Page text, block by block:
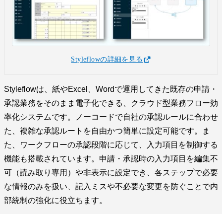
Styleflowの詳細を見る
Styleflowは、紙やExcel、Wordで運用してきた既存の申請・
承認業務をそのまま電子化できる、クラウド型業務フロー効
率化システムです。ノーコードで自社の承認ルールに合わせ
た、複雑な承認ルートを自由かつ簡単に設定可能です。ま
た、ワークフローの承認段階に応じて、入力項目を制御する
機能も搭載されています。申請・承認時の入力項目を編集不
可（読み取り専用）や非表示に設定でき、各ステップで必要
な情報のみを扱い、記入ミスや不必要な変更を防ぐことで内
部統制の強化に役立ちます。